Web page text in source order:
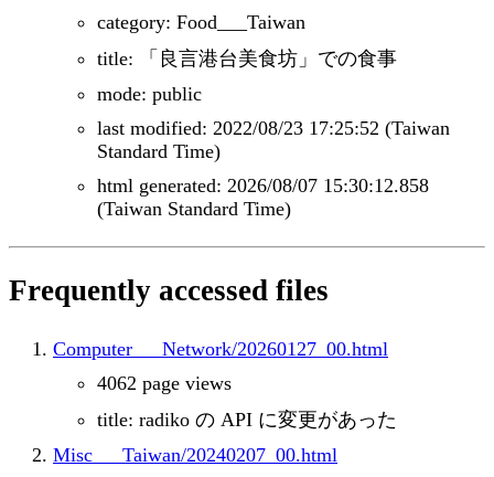
category: Food___Taiwan
title: 「良言港台美食坊」での食事
mode: public
last modified: 2022/08/23 17:25:52 (Taiwan
Standard Time)
html generated: 2026/08/07 15:30:12.858
(Taiwan Standard Time)
Frequently accessed files
Computer___Network/20260127_00.html
4062 page views
title: radiko の API に変更があった
Misc___Taiwan/20240207_00.html